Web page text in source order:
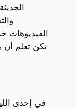
الفيديوهات
تكن تعلم أن
في إحدى